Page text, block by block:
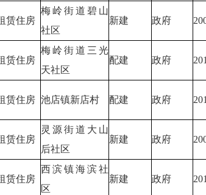
赁住房
梅岭街道碧山
社区
新建 政府
赁住房
梅岭街道三光
天社区
配建 政府
赁住房 池店镇新店村 配建 政府
赁住房
灵源街道大山
后社区
新建 政府
赁住房
西滨镇海滨社
区
新建 政府